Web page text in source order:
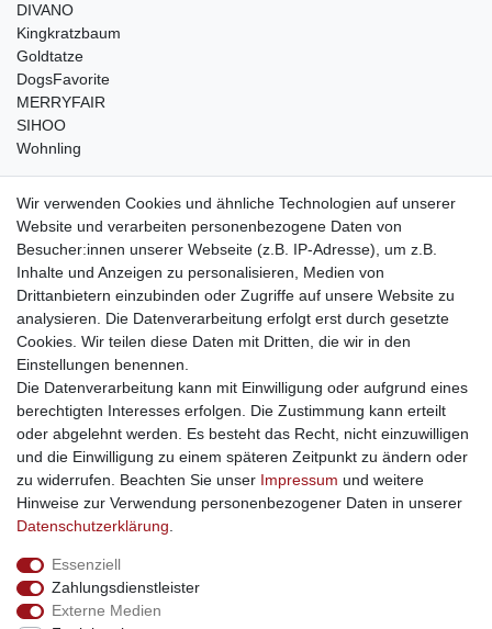
DIVANO
Kingkratzbaum
Goldtatze
DogsFavorite
MERRYFAIR
SIHOO
Wohnling
weitere Shops
traumlampen- Lampen und Kronleuchter
kinderwagencenter- Exklusive und günstige Kinderwagen
gastrogeraete24- alles für Gastronomie und Imbiss
soziale Medien
Facebook
sicher einkaufen
Sichere Bestellung und Zahlung via SSL Verschlüsselung
Wir verwenden Cookies und ähnliche Technologien auf unserer
Website und verarbeiten personenbezogene Daten von
Besucher:innen unserer Webseite (z.B. IP-Adresse), um z.B.
Inhalte und Anzeigen zu personalisieren, Medien von
Drittanbietern einzubinden oder Zugriffe auf unsere Website zu
analysieren. Die Datenverarbeitung erfolgt erst durch gesetzte
Cookies. Wir teilen diese Daten mit Dritten, die wir in den
Einstellungen benennen.
Die Datenverarbeitung kann mit Einwilligung oder aufgrund eines
berechtigten Interesses erfolgen. Die Zustimmung kann erteilt
oder abgelehnt werden. Es besteht das Recht, nicht einzuwilligen
und die Einwilligung zu einem späteren Zeitpunkt zu ändern oder
zu widerrufen. Beachten Sie unser Impressum und weitere
Hinweise zur Verwendung personenbezogener Daten in unserer
Daten­schutz­erklärung
Essenziell
Zahlungsdienstleister
Externe Medien
Widerrufs­recht Widerrufs­formular